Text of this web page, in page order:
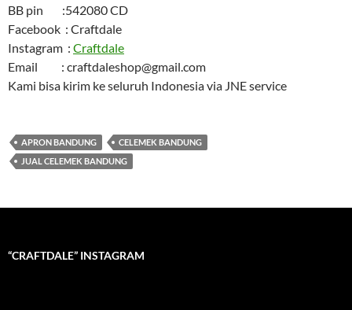
BB pin :542080 CD
Facebook : Craftdale
Instagram : Craftdale
Email : craftdaleshop@gmail.com
Kami bisa kirim ke seluruh Indonesia via JNE service
APRON BANDUNG
CELEMEK BANDUNG
JUAL CELEMEK BANDUNG
“CRAFTDALE” INSTAGRAM